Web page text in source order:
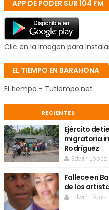
APP DE PODER SUR 104 FM
Clic en la Imagen para
EL TIEMPO EN BARAHONA
El tiempo - Tutiempo.net
RECIENTES
Ejército
migratoria
Rodríguez
Edwin López
Fallece en
de los
Edwin López